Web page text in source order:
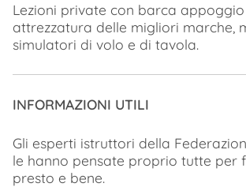
Lezioni private con barca
attrezzatura delle migliori marche,
simulatori di volo e di tavola.
INFORMAZIONI UTILI
Gli esperti istruttori della
le hanno pensate proprio tutte per
presto e bene.